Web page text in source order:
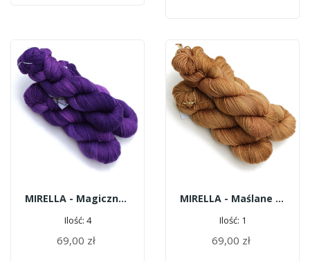
MIRELLA - Magiczny Eliksir
Ilość: 4
69,00 zł
DODAJ DO KOSZYKA
MIRELLA - Maślane Herbatniki
Ilość: 1
69,00 zł
DODAJ DO KOSZYKA